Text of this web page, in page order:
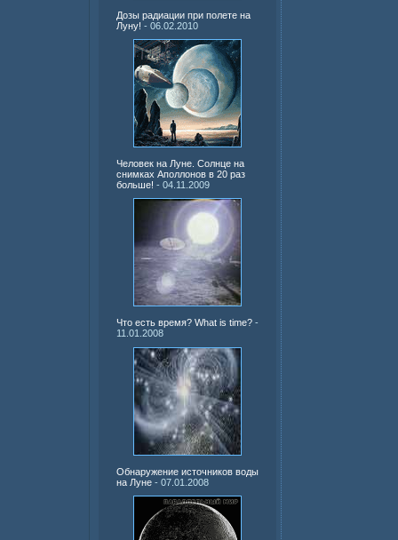
Дозы радиации при полете на
Луну! - 06.02.2010
Человек на Луне. Солнце на
снимках Аполлонов в 20 раз
больше! - 04.11.2009
Что есть время? What is time? -
11.01.2008
Обнаружение источников воды
на Луне - 07.01.2008